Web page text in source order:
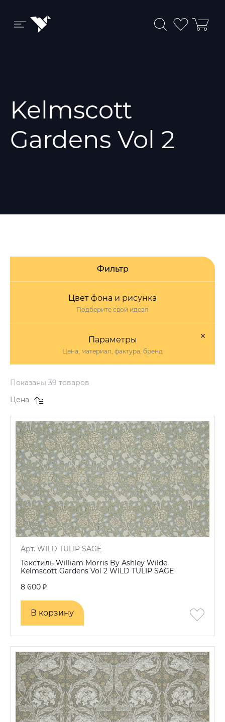
Краски
Пледы
Kelmscott
Gardens Vol 2
Фильтр
Цвет фона и рисунка
Подберите свой идеал
Параметры
Цена, материал, фактура, бренд
Показаны 39 товаров
Цена
Арт. WILD TULIP SAGE
Текстиль William Morris By Ashley Wilde
Kelmscott Gardens Vol 2 WILD TULIP SAGE
8 600 ₽
В корзину
В корзину